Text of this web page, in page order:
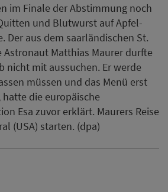
im Finale der Abstimmung noch
und Blutwurst auf Apfel-
Der aus dem saarländischen St.
Astronaut Matthias Maurer durfte
nicht mit aussuchen. Er werde
müssen und das Menü erst
hatte die europäische
Esa zuvor erklärt. Maurers Reise
(USA) starten. (dpa)